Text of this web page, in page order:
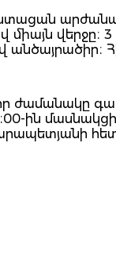
միայն վերջը։
անծայրածիր։
ժամանակը
ին